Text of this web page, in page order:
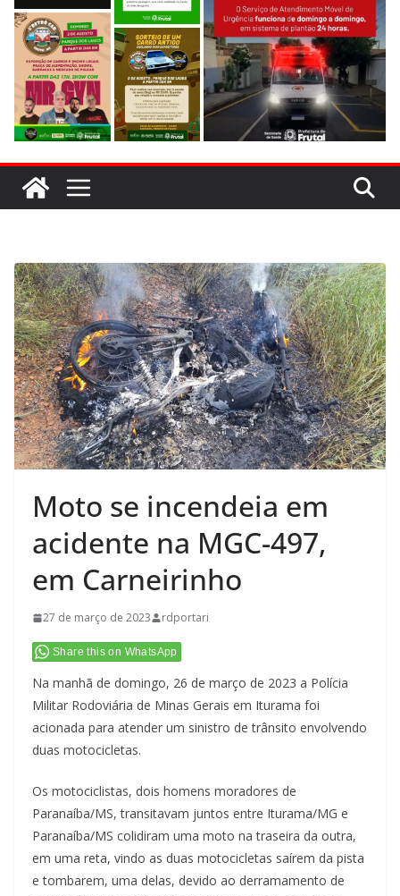
Moto se incendeia em
acidente na MGC-497,
em Carneirinho
27 de março de 2023 rdportari
Share this on WhatsApp
Na manhã de domingo, 26 de março de 2023 a Polícia
Militar Rodoviária de Minas Gerais em Iturama foi
acionada para atender um sinistro de trânsito envolvendo
duas motocicletas.
Os motociclistas, dois homens moradores de
Paranaíba/MS, transitavam juntos entre Iturama/MG e
Paranaíba/MS colidiram uma moto na traseira da outra,
em uma reta, vindo as duas motocicletas saírem da pista
e tombarem, uma delas, devido ao derramamento de